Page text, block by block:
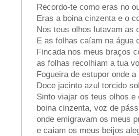
Recordo-te como eras no
Eras a boina cinzenta e o
Nos teus olhos lutavam as
E as folhas caíam na água
Fincada nos meus braços
as folhas recolhiam a tua
Fogueira de estupor onde
Doce jacinto azul torcido
Sinto viajar os teus olhos e
boina cinzenta, voz de
onde emigravam os meus
e caíam os meus beijos